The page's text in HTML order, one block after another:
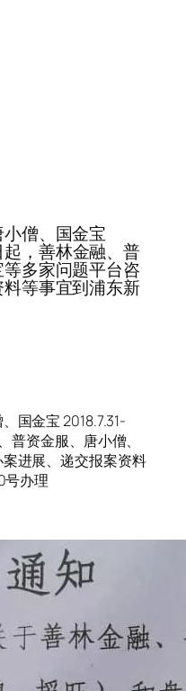
僧、国金宝
起，善林金融、普
多家问题平台咨
等事宜到浦东新
国金宝 2018.7.31-
普资金服、唐小僧、
进展、递交报案资料
号办理